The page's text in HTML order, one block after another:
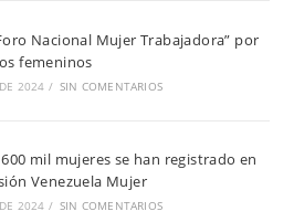
Nacional Mujer Trabajadora” por
femeninos
2024 / SIN COMENTARIOS
mil mujeres se han registrado en
Venezuela Mujer
2024 / SIN COMENTARIOS